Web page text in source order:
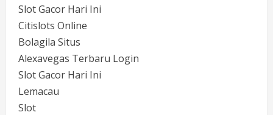
Slot Gacor Hari Ini
Citislots Online
Bolagila Situs
Alexavegas Terbaru Login
Slot Gacor Hari Ini
Lemacau
Slot